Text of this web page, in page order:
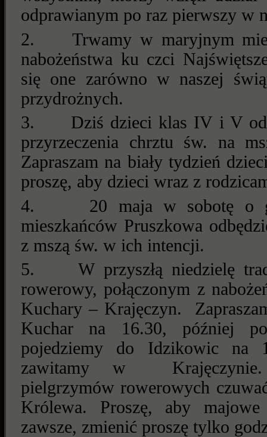
odprawianym po raz pierwszy w
2.
Trwamy w maryjnym
nabożeństwa ku czci
się one zarówno w naszej
przydrożnych.
3.
Dziś dzieci klas IV i V
przyrzeczenia chrztu św. na
Zapraszam na biały tydzień
proszę, aby dzieci wraz z
4.
20 maja w sobotę o
mieszkańców Pruszkowa
z mszą św. w ich intencji.
5.
W przyszłą niedzielę
rowerowy, połączonym z
Kuchary – Krajęczyn.
Kuchar na 16.30, później
pojedziemy do Idzikowic na
zawitamy w
pielgrzymów rowerowych
Królewa. Proszę, aby
zawsze, zmienić proszę tylko